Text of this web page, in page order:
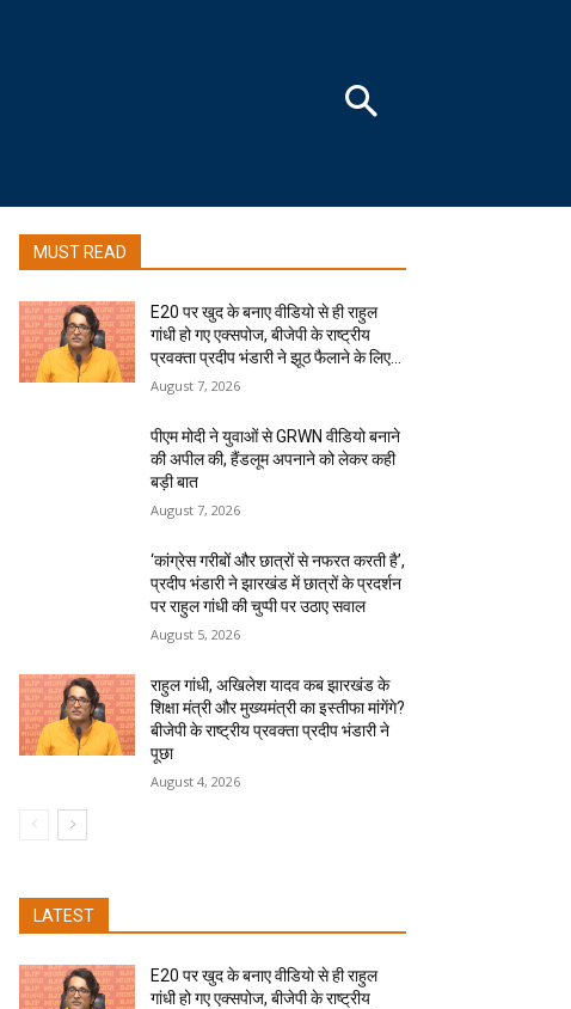
MUST READ
E20 पर खुद के बनाए वीडियो से ही राहुल
गांधी हो गए एक्सपोज, बीजेपी के राष्ट्रीय
प्रवक्ता प्रदीप भंडारी ने झूठ फैलाने के लिए...
August 7, 2026
पीएम मोदी ने युवाओं से GRWN वीडियो बनाने
की अपील की, हैंडलूम अपनाने को लेकर कही
बड़ी बात
August 7, 2026
‘कांग्रेस गरीबों और छात्रों से नफरत करती है’,
प्रदीप भंडारी ने झारखंड में छात्रों के प्रदर्शन
पर राहुल गांधी की चुप्पी पर उठाए सवाल
August 5, 2026
राहुल गांधी, अखिलेश यादव कब झारखंड के
शिक्षा मंत्री और मुख्यमंत्री का इस्तीफा मांगेंगे?
बीजेपी के राष्ट्रीय प्रवक्ता प्रदीप भंडारी ने
पूछा
August 4, 2026
LATEST
E20 पर खुद के बनाए वीडियो से ही राहुल
गांधी हो गए एक्सपोज, बीजेपी के राष्ट्रीय